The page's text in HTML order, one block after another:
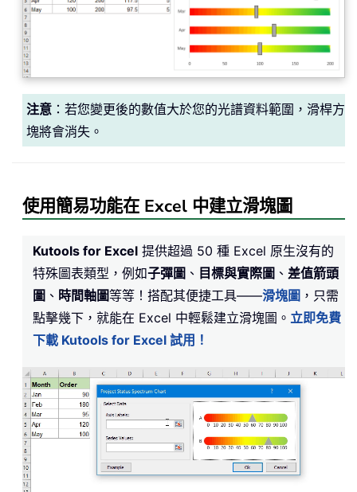
注意 ：若您變更後的數值大於您的光譜資料範圍，滑桿方
塊將會消失。
使用簡易功能在 Excel 中建立滑塊圖
Kutools for Excel 提供超過 50 種 Excel 原生沒有的
特殊圖表類型，例如子彈圖 、 目標與實際圖 、 差值箭頭
圖 、 時間軸圖等等！搭配其便捷工具——滑塊圖 ，只需
點擊幾下，就能在 Excel 中輕鬆建立滑塊圖。 立即免費
下載 Kutools for Excel 試用！